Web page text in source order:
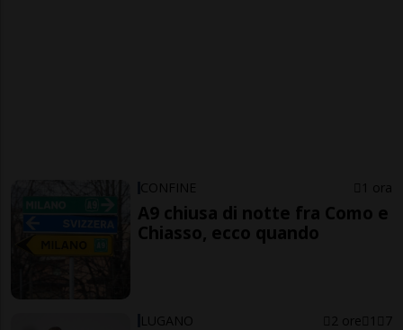
CONFINE 1 ora
A9 chiusa di notte fra Como e
Chiasso, ecco quando
LUGANO 2 ore 1 7